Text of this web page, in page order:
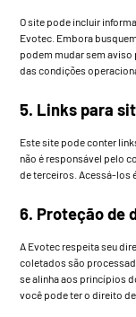
O site pode incluir
Evotec. Embora
podem mudar sem aviso
das condições
5. Links para
Este site pode conter
não é responsável pelo
de terceiros. Acessá-los
6. Proteção de
A Evotec respeita seu
coletados são
se alinha aos princípios
você pode ter o direito